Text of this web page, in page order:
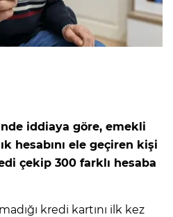
iddiaya göre, emekli
hesabını ele geçiren kişi
çekip 300 farklı hesaba
kredi kartını ilk kez